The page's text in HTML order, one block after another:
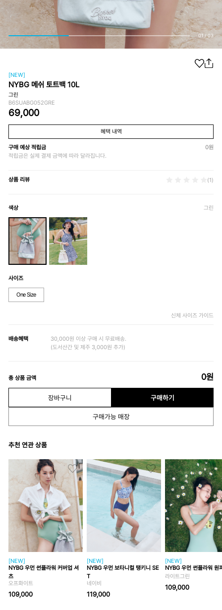
01 / 03
[NEW]
NYBG 메쉬 토트백 10L
그린
B6SUABG052GRE
69,000
혜택 내역
구매 예상 적립금 0원
적립금은 실제 결제 금액에 따라 달라집니다.
상품 리뷰 (1)
색상 그린
사이즈
One Size
신체 사이즈 가이드
배송혜택
30,000원 이상 구매 시 무료배송.
(도서산간 및 제주 3,000원 추가)
총 상품 금액 0원
장바구니 구매하기
구매가능 매장
추천 연관 상품
[NEW]
NYBG 우먼 썬플라워 커버업 셔
츠
오프화이트
109,000
[NEW]
NYBG 우먼 보타니컬 탱키니 SE
T
네이비
119,000
[NEW]
NYBG 우먼 썬플라워 원
라이트그린
109,000